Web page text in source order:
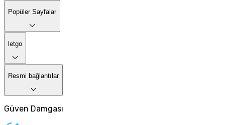
Popüler Sayfalar
letgo
Resmi bağlantılar
Güven Damgası